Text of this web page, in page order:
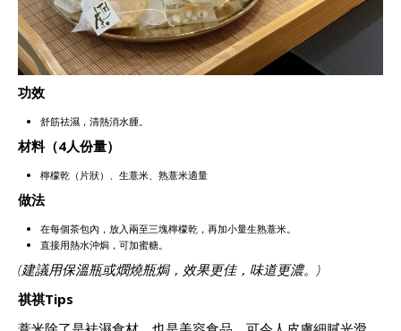
功效
舒筋祛濕，清熱消水腫。
材料（4人份量）
檸檬乾（片狀）、生薏米、熟薏米適量
做法
在每個茶包內，放入兩至三塊檸檬乾，再加小量生熟薏米。
直接用熱水沖焗，可加蜜糖。
(建議用保溫瓶或燘燒瓶焗，效果更佳，味道更濃。)
祺祺Tips